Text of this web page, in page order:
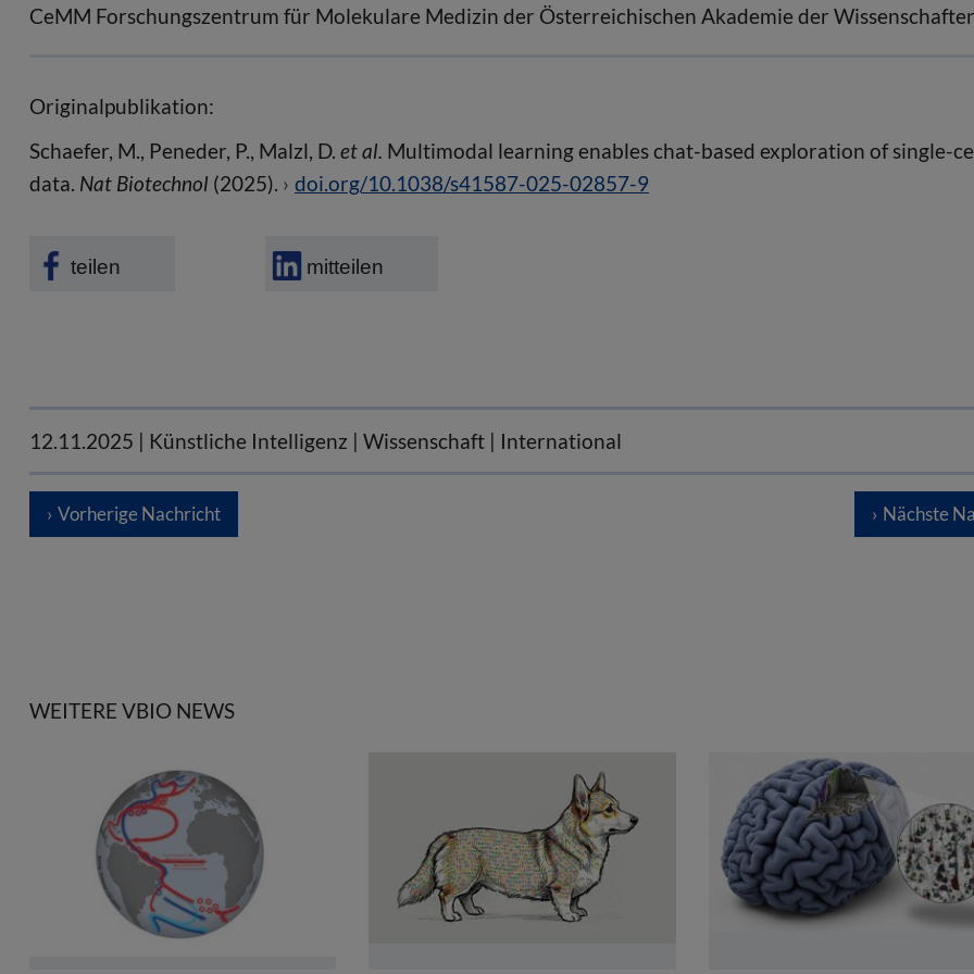
CeMM Forschungszentrum für Molekulare Medizin der Österreichischen Akademie der
Originalpublikation:
Schaefer, M., Peneder, P., Malzl, D. et al. Multimodal learning enables chat-based exploration of single-
data. Nat Biotechnol (2025). doi.org/10.1038/s41587-025-02857-9
teilen mitteilen
12.11.2025 | Künstliche Intelligenz | Wissenschaft | International
Vorherige Nachricht Nächste
WEITERE VBIO NEWS